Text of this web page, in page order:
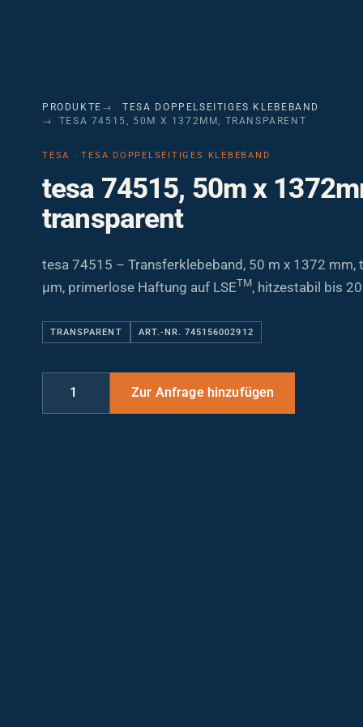
TESA 74515, 50M X 1372MM, TRANSPARENT
tesa 74515, 50m x
transparent
tesa 74515 – Transferklebeband, 50 m x 1372 mm,
µm, primerlose Haftung auf LSE
TM , hitzestabil bis
TRANSPARENT ART.-NR. 745156002912